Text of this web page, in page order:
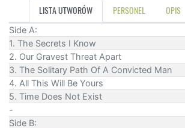
LISTA UTWORÓW PERSONEL OPIS
Side A:
1. The Secrets I Know
2. Our Gravest Threat Apart
3. The Solitary Path Of A Convicted Man
4. All This Will Be Yours
5. Time Does Not Exist
-
Side B: